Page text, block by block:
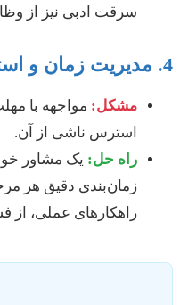
سرقت ادبی نیز از
مشکل:مواجهه با
استرس ناشی از آن.
راه حل: یک مشاور خوب به
زمان‌بندی دقیق هر مرحله
راهکارهای عملی، از